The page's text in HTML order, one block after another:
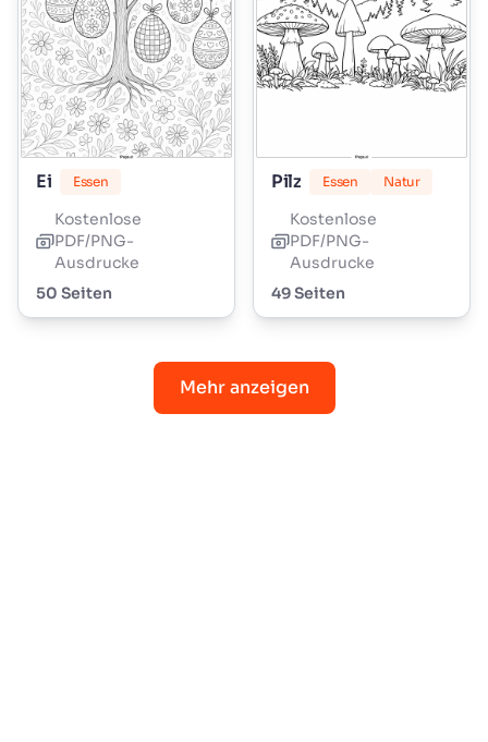
Ei Essen
Kostenlose
PDF/PNG-
Ausdrucke
50 Seiten
Pilz Essen Natur
Kostenlose
PDF/PNG-
Ausdrucke
49 Seiten
Mehr anzeigen